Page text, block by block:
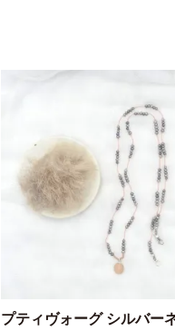
プティヴォーグ シルバー